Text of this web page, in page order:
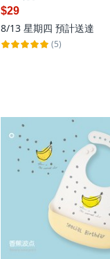
$29
8/13 星期四 預計送達
(5)